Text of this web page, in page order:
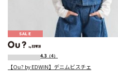
SALE
4.3 （4）
【Ou? by EDWIN】デニムビスチェ